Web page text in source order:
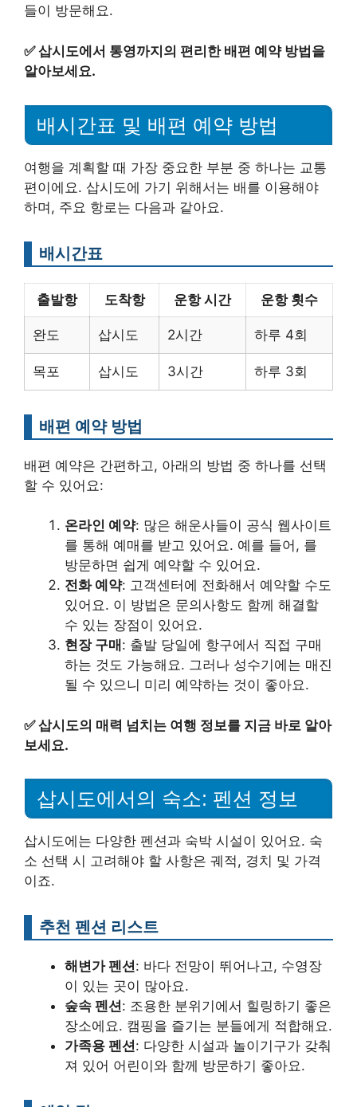
들이 방문해요.
✅삽시도에서 통영까지의 편리한 배편 예약 방법을
알아보세요.
배시간표 및 배편 예약 방법
여행을 계획할 때 가장 중요한 부분 중 하나는 교통
편이에요. 삽시도에 가기 위해서는 배를 이용해야
하며, 주요 항로는 다음과 같아요.
배시간표
출발항 도착항 운항 시간 운항 횟수
완도 삽시도 2시간 하루 4회
목포 삽시도 3시간 하루 3회
배편 예약 방법
배편 예약은 간편하고, 아래의 방법 중 하나를 선택
할 수 있어요:
온라인 예약: 많은 해운사들이 공식 웹사이트
를 통해 예매를 받고 있어요. 예를 들어, 를
방문하면 쉽게 예약할 수 있어요.
전화 예약: 고객센터에 전화해서 예약할 수도
있어요. 이 방법은 문의사항도 함께 해결할
수 있는 장점이 있어요.
현장 구매 : 출발 당일에 항구에서 직접 구매
하는 것도 가능해요. 그러나 성수기에는 매진
될 수 있으니 미리 예약하는 것이 좋아요.
✅삽시도의 매력 넘치는 여행 정보를 지금 바로 알아
보세요.
삽시도에서의 숙소: 펜션 정보
삽시도에는 다양한 펜션과 숙박 시설이 있어요. 숙
소 선택 시 고려해야 할 사항은 궤적, 경치 및 가격
이죠.
추천 펜션 리스트
해변가 펜션: 바다 전망이 뛰어나고, 수영장
이 있는 곳이 많아요.
숲속 펜션: 조용한 분위기에서 힐링하기 좋은
장소에요. 캠핑을 즐기는 분들에게 적합해요.
가족용 펜션: 다양한 시설과 놀이기구가 갖춰
져 있어 어린이와 함께 방문하기 좋아요.